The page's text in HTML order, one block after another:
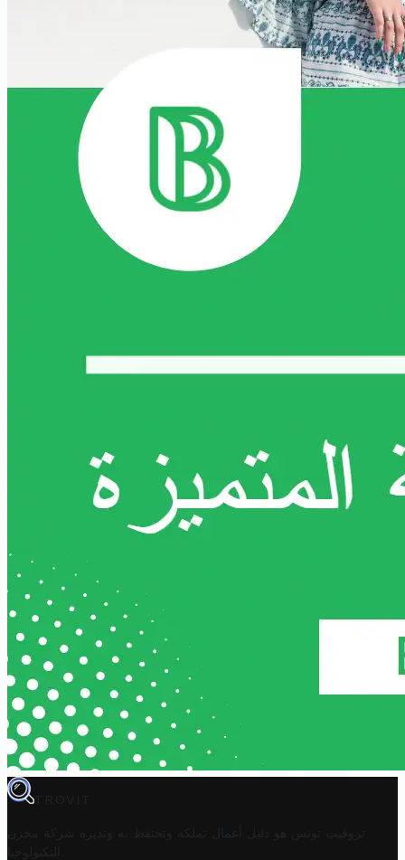
TROVIT
تروفيت تونس هو دليل أعمال تملكه وتحتفظ به وتديره
شركة مخزن
التكنولوجيا